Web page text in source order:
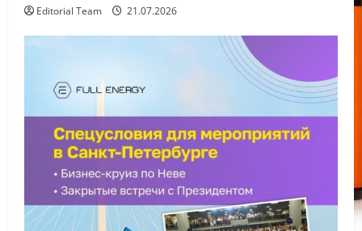
Editorial Team 21.07.2026